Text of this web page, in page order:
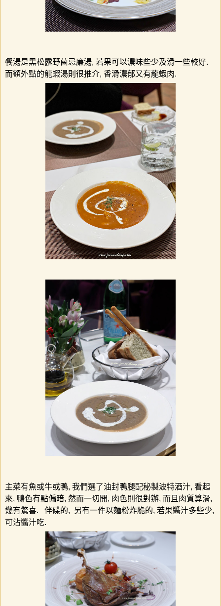
餐湯是黑松露野菌忌廉湯, 若果可以濃味些少及滑一些較好.
而額外點的龍蝦湯則很推介, 香滑濃郁又有龍蝦肉.
主菜有魚或牛或鴨, 我們選了油封鴨腿配秘製波特酒汁, 看起
來, 鴨色有點偏暗, 然而一切開, 肉色則很對辦, 而且肉質算滑,
幾有驚喜. 伴碟的, 另有一件以麵粉炸脆的, 若果醬汁多些少,
可沾醬汁吃.